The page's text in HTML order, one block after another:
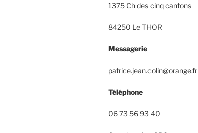
1375 Ch des cinq cantons
84250 Le THOR
Messagerie
patrice.jean.colin@orange.fr
Téléphone
06 73 56 93 40